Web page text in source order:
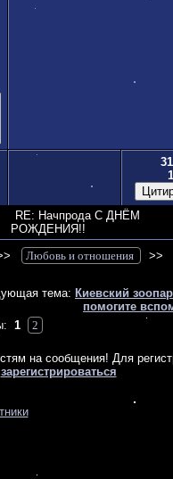
RE: Начпрода С ДНЁМ
РОЖДЕНИЯ!!
Любовь и отношения
>>
тема: Киевский
помогите
1 2
на сообщения! Для
зарегистрироваться